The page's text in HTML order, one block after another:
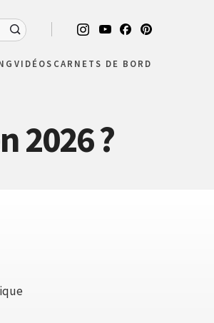
VIDÉOS CARNETS DE BORD
2026 ?